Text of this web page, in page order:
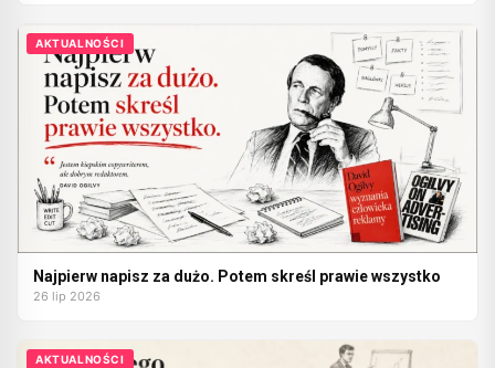
AKTUALNOŚCI
Najpierw napisz za dużo. Potem skreśl prawie wszystko
26 lip 2026
AKTUALNOŚCI